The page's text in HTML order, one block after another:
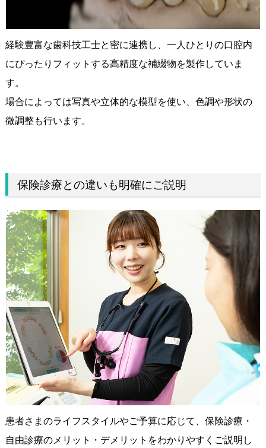
経験豊富な歯科技工士と密に連携し、一人ひとりの口腔内
にぴったりフィットする高精度な補綴物を製作していま
す。
場合によっては写真や立体的な模型を使い、色調や形状の
微調整も行います。
保険診療との違いも明確にご説明
患者さまのライフスタイルやご予算に応じて、保険診療・
自由診療のメリット・デメリットをわかりやすくご説明し